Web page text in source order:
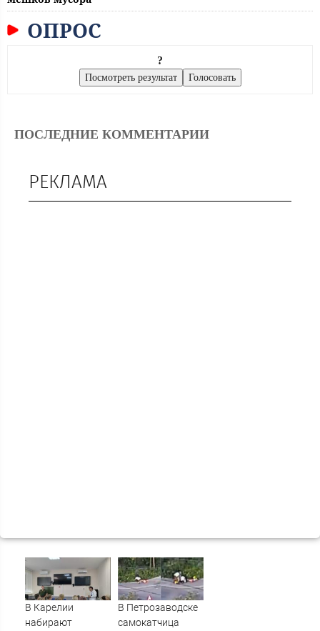
ОПРОС
?
ПОСЛЕДНИЕ КОММЕНТАРИИ
РЕКЛАМА
В Карелии
набирают
В Петрозаводске
самокатчица